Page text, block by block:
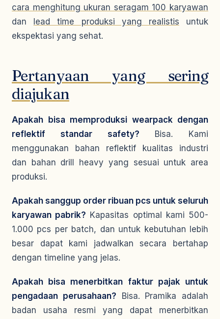
cara menghitung ukuran seragam 100 karyawan
dan
lead time produksi yang realistis untuk
ekspektasi yang sehat.
Pertanyaan yang sering
diajukan
Apakah bisa memproduksi wearpack dengan
reflektif standar safety? Bisa. Kami
menggunakan bahan reflektif kualitas industri
dan bahan drill heavy yang sesuai untuk area
produksi.
Apakah sanggup order ribuan pcs untuk seluruh
karyawan pabrik? Kapasitas optimal kami 500-
1.000 pcs per batch, dan untuk kebutuhan lebih
besar dapat kami jadwalkan secara bertahap
dengan timeline yang jelas.
Apakah bisa menerbitkan faktur pajak untuk
pengadaan perusahaan? Bisa. Pramika adalah
badan usaha resmi yang dapat menerbitkan